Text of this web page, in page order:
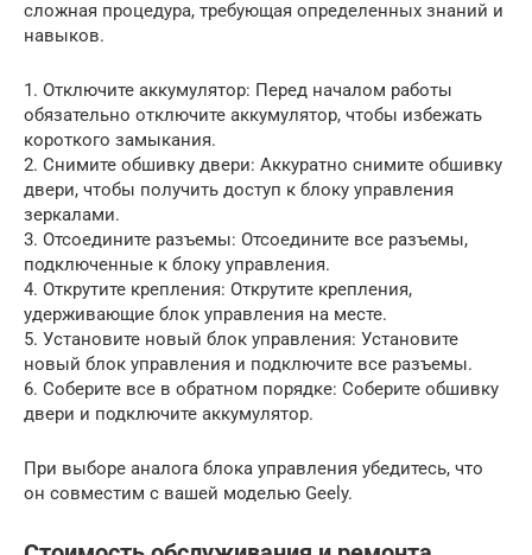
сложная процедура, требующая определенных знаний и
навыков.
1. Отключите аккумулятор: Перед началом работы
обязательно отключите аккумулятор, чтобы избежать
короткого замыкания.
2. Снимите обшивку двери: Аккуратно снимите обшивку
двери, чтобы получить доступ к блоку управления
зеркалами.
3. Отсоедините разъемы: Отсоедините все разъемы,
подключенные к блоку управления.
4. Открутите крепления: Открутите крепления,
удерживающие блок управления на месте.
5. Установите новый блок управления: Установите
новый блок управления и подключите все разъемы.
6. Соберите все в обратном порядке: Соберите обшивку
двери и подключите аккумулятор.
При выборе аналога блока управления убедитесь, что
он совместим с вашей моделью Geely.